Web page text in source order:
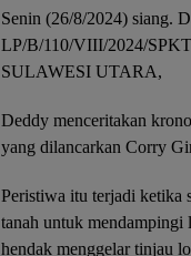
Senin (26/8/2024) siang.
LP/B/110/VIII/2024/
SULAWESI UTARA,
Deddy menceritakan
yang dilancarkan Corry
Peristiwa itu terjadi ketika
tanah untuk
hendak menggelar tinjau